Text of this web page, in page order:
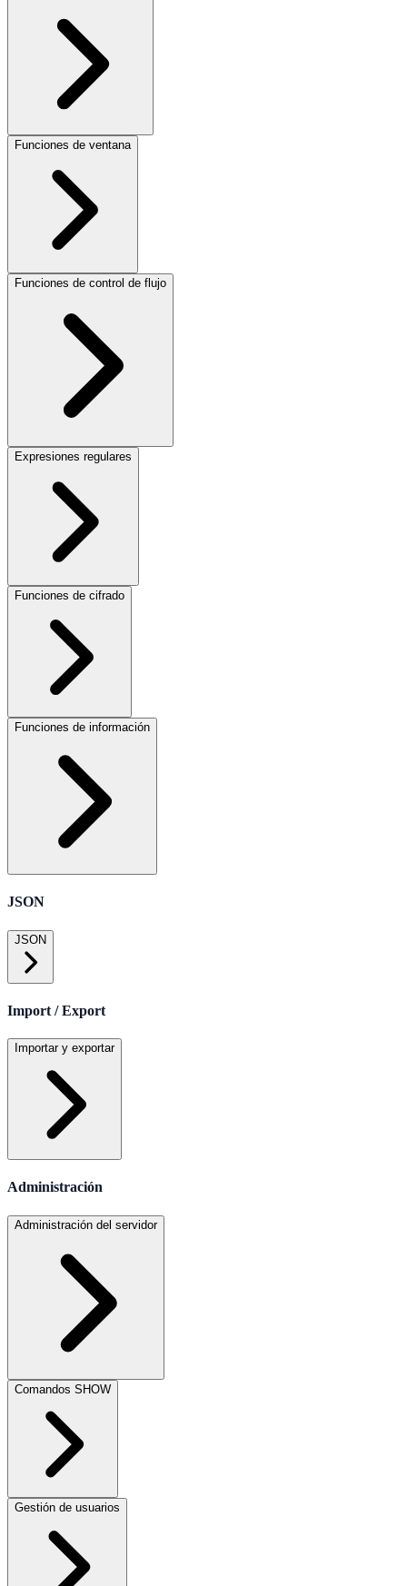
Funciones de ventana
Funciones de control de flujo
Expresiones regulares
Funciones de cifrado
Funciones de información
JSON
JSON
Import / Export
Importar y exportar
Administración
Administración del servidor
Comandos SHOW
Gestión de usuarios